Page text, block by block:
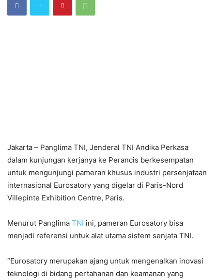
Jakarta – Panglima TNI, Jenderal TNI Andika Perkasa
dalam kunjungan kerjanya ke Perancis berkesempatan
untuk mengunjungi pameran khusus industri persenjataan
internasional Eurosatory yang digelar di Paris-Nord
Villepinte Exhibition Centre, Paris.
Menurut Panglima TNI ini, pameran Eurosatory bisa
menjadi referensi untuk alat utama sistem senjata TNI.
“Eurosatory merupakan ajang untuk mengenalkan inovasi
teknologi di bidang pertahanan dan keamanan yang